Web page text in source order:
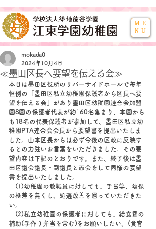
ME
NU
≪墨田区長へ要望を伝える会≫
mokada0
2024年10月4日
本日は墨田区役所のリバーサイドホールで毎年
恒例の「墨田区私立幼稚園保護者から区長へ要
望を伝える会」があり墨田区幼稚園連合会加盟
園8園の保護者代表が約160名集まり、本園から
も18名の代表保護者が参加して、墨田区私立幼
稚園PTA連合会会長から要望書を提出いたしま
した。山本区長からは必ず今後の区政に反映す
るとの力強いお言葉をいただきました。その要
望内容は下記のとおりです。また、終了後は墨
田区議会議長・副議長と面会をして同様の要望
書を提出いたしました。
(1)幼稚園の教職員に対しても、手当等、幼保
の格差を無くし、処遇改善を図っていただきた
い。
(2)私立幼稚園の保護者に対しても、給食費の
補助(手作り弁当を含む)をお願いしたい。(食育